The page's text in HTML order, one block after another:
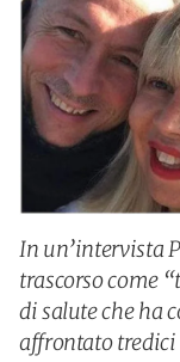
In un’intervista
trascorso come
di salute che ha
affrontato tredici